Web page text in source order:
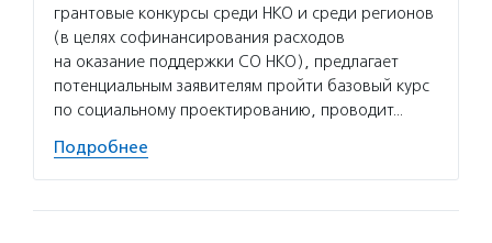
грантовые конкурсы среди НКО и среди регионов
(в целях софинансирования расходов
на оказание поддержки СО НКО), предлагает
потенциальным заявителям пройти базовый курс
по социальному проектированию, проводит…
Подробнее